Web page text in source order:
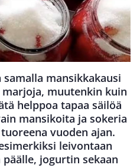
mansikkakausi
marjoja, muutenkin kuin
helppoa tapaa säilöä
mansikoita ja sokeria
vuoden ajan.
leivontaan
jogurtin sekaan